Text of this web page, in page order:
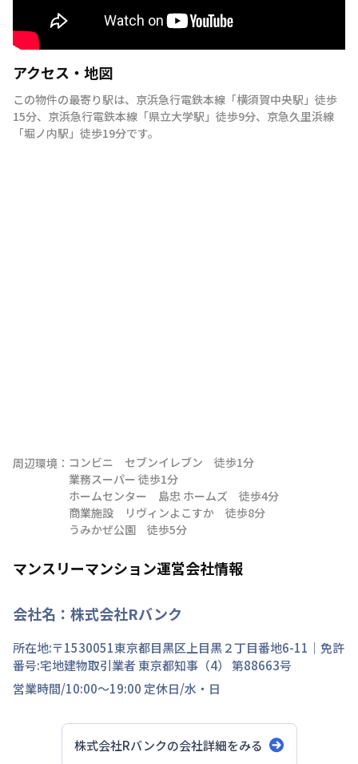
アクセス・地図
この物件の最寄り駅は、 京浜急行電鉄本線 「横須賀中央駅 」 徒歩
15分、 京浜急行電鉄本線 「県立大学駅 」 徒歩9分、 京急久里浜線
「堀ノ内駅 」 徒歩19分です。
周辺環境： コンビニ　セブンイレブン　徒歩1分
業務スーパー 徒歩1分
ホームセンター　島忠 ホームズ　徒歩4分
商業施設　リヴィンよこすか　徒歩8分
うみかぜ公園　徒歩5分
マンスリーマンション運営会社情報
会社名： 株式会社Rバンク
所在地:〒1530051東京都目黒区 上目黒２丁目番地6-11 ｜免許
番号:宅地建物取引業者 東京都知事（4） 第88663号
営業時間/10:00～19:00 定休日/水・日
株式会社Rバンクの会社詳細をみる